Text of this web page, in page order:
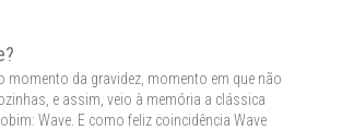
momento da gravidez, momento em que não
e assim, veio à memória a clássica
Wave. E como feliz coincidência Wave